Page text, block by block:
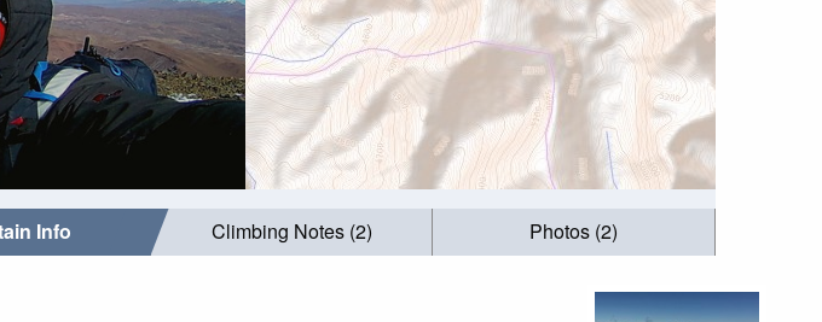
Info Climbing Notes (2) Photos (2)